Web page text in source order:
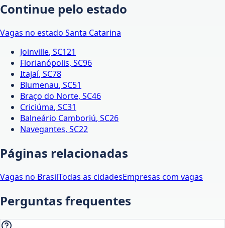
Continue pelo estado
Vagas no estado Santa Catarina
Joinville, SC121
Florianópolis, SC96
Itajaí, SC78
Blumenau, SC51
Braço do Norte, SC46
Criciúma, SC31
Balneário Camboriú, SC26
Navegantes, SC22
Páginas relacionadas
Vagas no BrasilTodas as cidadesEmpresas com vagas
Perguntas frequentes